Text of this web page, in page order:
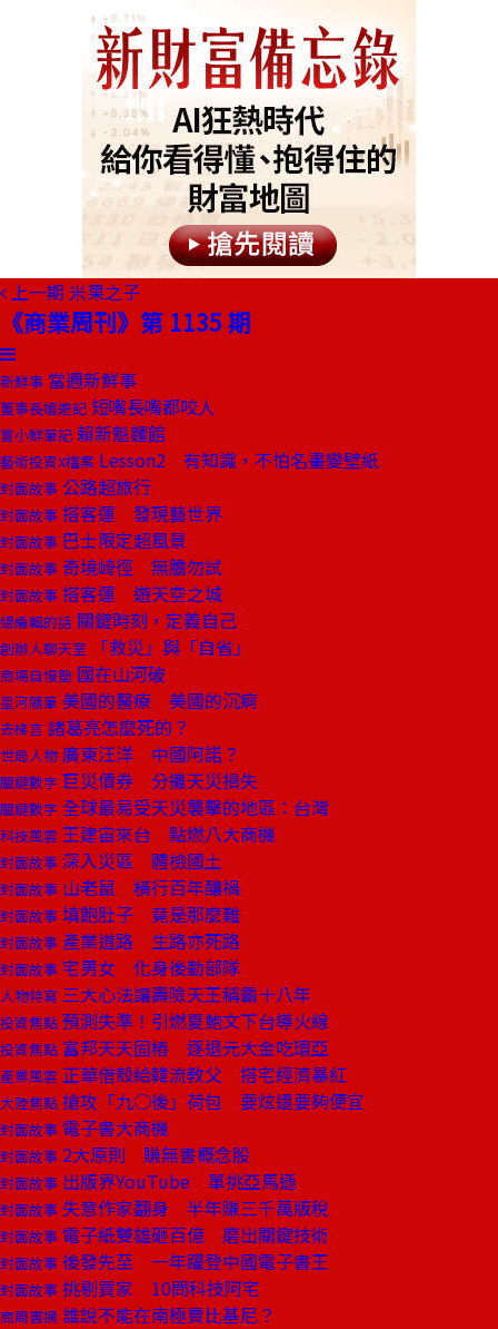
上一期 米果之子
《商業周刊》第 1135 期
新鮮事 當週新鮮事
董事長嬉遊記 短嘴長嘴都咬人
嘗小鮮筆記 賴新魁麵館
藝術投資X檔案 Lesson2 有知識，不怕名畫變壁紙
封面故事 公路超旅行
封面故事 搭客運 發現藝世界
封面故事 巴士限定超風景
封面故事 奇境崎徑 無膽勿試
封面故事 搭客運 遊天空之城
總編輯的話 關鍵時刻，定義自己
創辦人聊天室 「救災」與「自省」
商場自慢塾 國在山河破
星河隨筆 美國的醫療 美國的沉痾
去梯言 諸葛亮怎麼死的？
世局人物 廣東汪洋 中國阿諾？
關鍵數字 巨災債券 分攤天災損失
關鍵數字 全球最易受天災襲擊的地區：台灣
科技風雲 王建宙來台 點燃八大商機
封面故事 深入災區 體檢國土
封面故事 山老鼠 橫行百年釀禍
封面故事 填飽肚子 竟是那麼難
封面故事 產業道路 生路亦死路
封面故事 宅男女 化身後勤部隊
人物特寫 三大心法讓壽險天王稱霸十八年
投資焦點 預測失準！引燃夏鮑文下台導火線
投資焦點 富邦天天固樁 逐退元大金吃環亞
產業風雲 正華借殼給韓流教父 搭宅經濟暴紅
大陸焦點 搶攻「九○後」荷包 要炫還要夠便宜
封面故事 電子書大商機
封面故事 2大原則 賺無書概念股
封面故事 出版界YouTube 單挑亞馬遜
封面故事 失意作家翻身 半年賺三千萬版稅
封面故事 電子紙雙雄砸百億 磨出關鍵技術
封面故事 後發先至 一年躍登中國電子書王
封面故事 挑剔買家 10問科技阿宅
商周書摘 誰說不能在南極賣比基尼？